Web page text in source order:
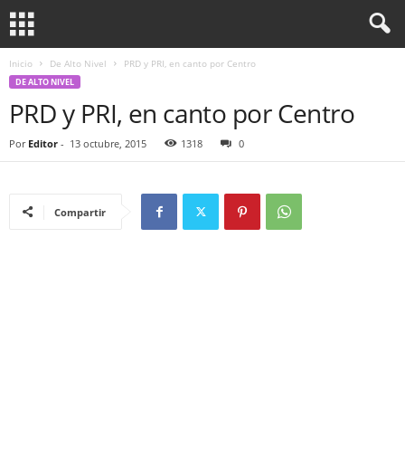
Inicio De Alto Nivel PRD y PRI, en canto por Centro
DE ALTO NIVEL
PRD y PRI, en canto por Centro
Por Editor - 13 octubre, 2015 1318 0
Compartir